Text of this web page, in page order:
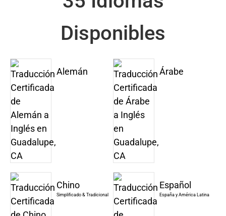
Disponibles
Alemán Árabe
Chino
Simplificado & Tradicional
Español
España y América Latina